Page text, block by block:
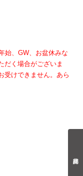
始、GW、お盆休みな
だく場合がございま
受けできません。あら